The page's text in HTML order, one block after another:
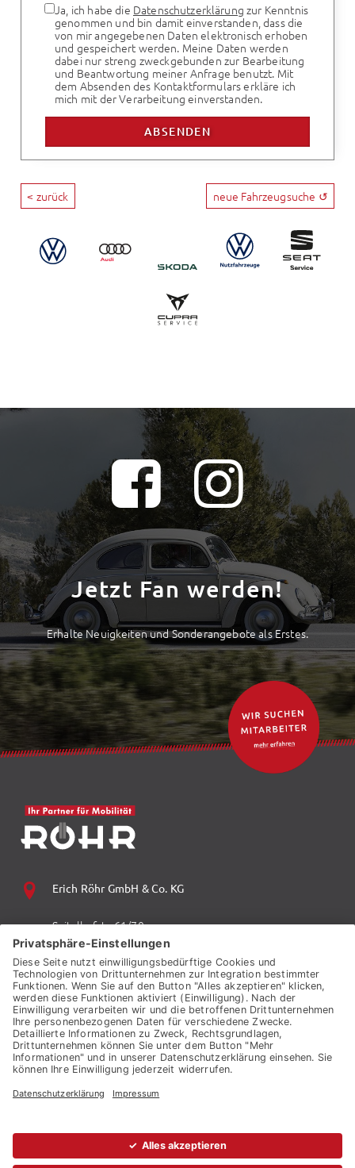
Ja, ich habe die Datenschutzerklärung zur Kenntnis
genommen und bin damit einverstanden, dass die
von mir angegebenen Daten elektronisch erhoben
und gespeichert werden. Meine Daten werden
dabei nur streng zweckgebunden zur Bearbeitung
und Beantwortung meiner Anfrage benutzt. Mit
dem Absenden des Kontaktformulars erkläre ich
mich mit der Verarbeitung einverstanden.
< zurück neue Fahrzeugsuche ↺
Jetzt Fan werden!
Erhalte Neuigkeiten und Sonderangebote als Erstes.
Erich Röhr GmbH & Co. KG
Spitalhofstr. 61/70
94032 Passau
+49 (0) 851 70 06 0
+49 (0) 851 70 06 149
vzp.info@auto-roehr.de
BARRIEREFREIHEIT
DATENSCHUTZ